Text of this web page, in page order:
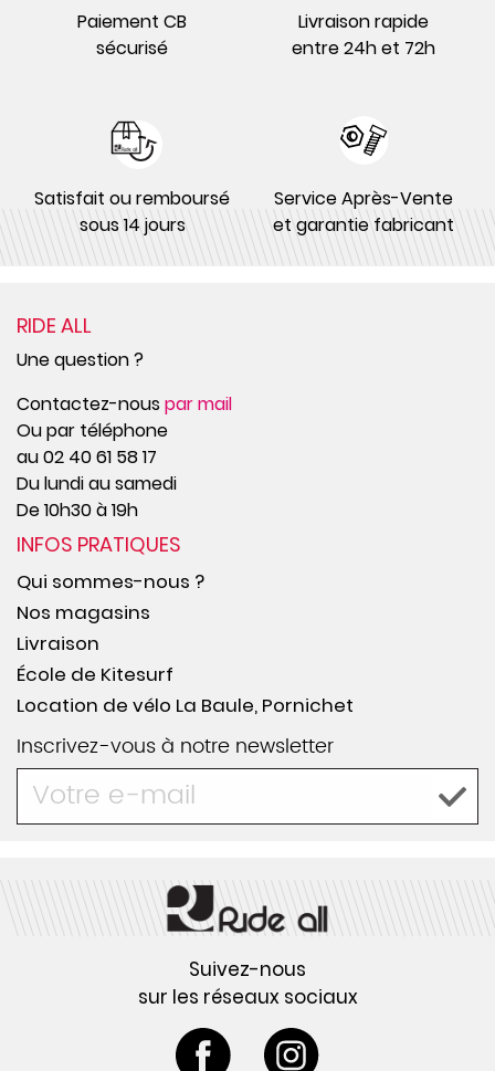
Paiement CB
sécurisé
Livraison rapide
entre 24h et 72h
Satisfait ou remboursé
sous 14 jours
Service Après-Vente
et garantie fabricant
RIDE ALL
Une question ?
Contactez-nouspar mail
Ou par téléphone
au 02 40 61 58 17
Du lundi au samedi
De 10h30 à 19h
INFOS PRATIQUES
Qui sommes-nous ?
Nos magasins
Livraison
École de Kitesurf
Location de vélo La Baule, Pornichet
Inscrivez-vous à notre newsletter
Suivez-nous
sur les réseaux sociaux